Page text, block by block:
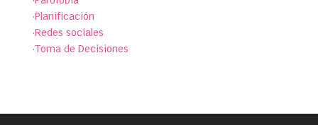
·Planificación
·Redes sociales
·Toma de Decisiones